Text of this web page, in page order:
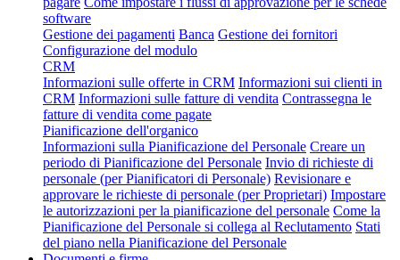
software
Gestione dei pagamenti Banca Gestione dei fornitori
Configurazione del modulo
CRM
Informazioni sulle offerte in CRM Informazioni sui clienti in
CRM Informazioni sulle fatture di vendita Contrassegna le
fatture di vendita come pagate
Pianificazione dell'organico
Informazioni sulla Pianificazione del Personale Creare un
periodo di Pianificazione del Personale Invio di richieste di
personale (per Pianificatori di Personale) Revisionare e
approvare le richieste di personale (per Proprietari) Impostare
le autorizzazioni per la pianificazione del personale Come la
Pianificazione del Personale si collega al Reclutamento Stati
del piano nella Pianificazione del Personale